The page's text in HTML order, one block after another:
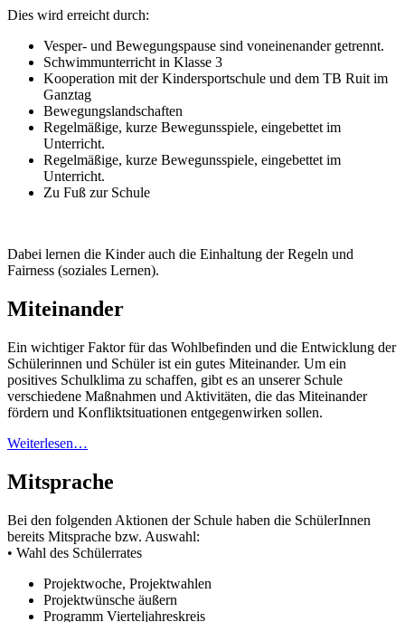
Dies wird erreicht durch:
Vesper- und Bewegungspause sind voneinenander getrennt.
Schwimmunterricht in Klasse 3
Kooperation mit der Kindersportschule und dem TB Ruit im
Ganztag
Bewegungslandschaften
Regelmäßige, kurze Bewegunsspiele, eingebettet im
Unterricht.
Regelmäßige, kurze Bewegunsspiele, eingebettet im
Unterricht.
Zu Fuß zur Schule
Dabei lernen die Kinder auch die Einhaltung der Regeln und
Fairness (soziales Lernen).
Miteinander
Ein wichtiger Faktor für das Wohlbefinden und die Entwicklung der
Schülerinnen und Schüler ist ein gutes Miteinander. Um ein
positives Schulklima zu schaffen, gibt es an unserer Schule
verschiedene Maßnahmen und Aktivitäten, die das Miteinander
fördern und Konfliktsituationen entgegenwirken sollen.
Weiterlesen…
Mitsprache
Bei den folgenden Aktionen der Schule haben die SchülerInnen
bereits Mitsprache bzw. Auswahl:
• Wahl des Schülerrates
Projektwoche, Projektwahlen
Projektwünsche äußern
Programm Vierteljahreskreis